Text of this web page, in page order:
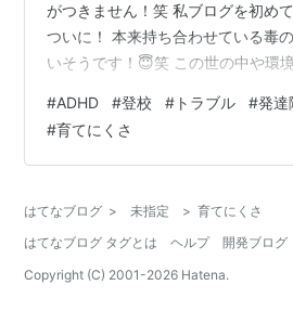
がつきません！笑 私ブログを初め
ついに！ 本来持ち合わせている毒
いそうです！😇笑 この世の中や環
去年から度々ネタに上がっていたん
きすぎて、ついに送り迎えになり
で再トライしたんですね。 でも、
てみたり、逆走したりしてしまうん
ますか？」 と…
#ADHD #登校 # トラブル #発達
#育てにくさ
はてなブログ > 未指定 > 育てにくさ
はてなブログ タグとは
ヘルプ 開発ブログ
Copyright (C) 2001-2026 Hatena.